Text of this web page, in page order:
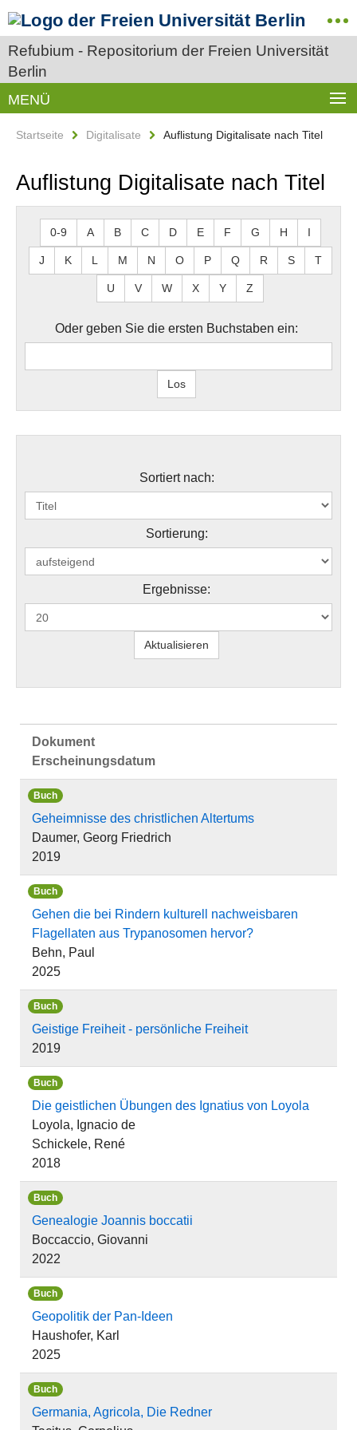
Refubium - Repositorium der Freien Universität
Berlin
MENÜ
Startseite Digitalisate Auflistung Digitalisate nach Titel
Auflistung Digitalisate nach Titel
0-9 A B C D E F G H I
J K L M N O P Q R S T
U V W X Y Z
Oder geben Sie die ersten Buchstaben ein:
Sortiert nach:
Sortierung:
Ergebnisse:
Dokument
Erscheinungsdatum
Buch
Geheimnisse des christlichen Altertums
Daumer, Georg Friedrich
2019
Buch
Gehen die bei Rindern kulturell nachweisbaren
Flagellaten aus Trypanosomen hervor?
Behn, Paul
2025
Buch
Geistige Freiheit - persönliche Freiheit
2019
Buch
Die geistlichen Übungen des Ignatius von Loyola
Loyola, Ignacio de
Schickele, René
2018
Buch
Genealogie Joannis boccatii
Boccaccio, Giovanni
2022
Buch
Geopolitik der Pan-Ideen
Haushofer, Karl
2025
Buch
Germania, Agricola, Die Redner